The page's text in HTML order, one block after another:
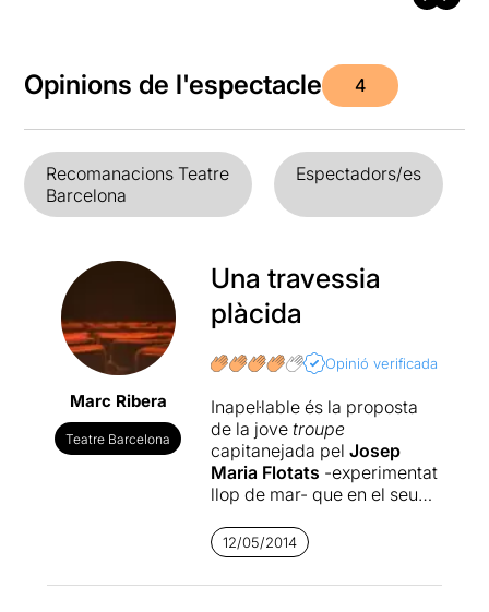
Opinions de l'espectacle 4
Recomanacions Teatre
Barcelona
Espectadors/es
Marc Ribera
Teatre Barcelona
Una travessia
plàcida
Opinió verificada
Inapel·lable és la proposta
de la jove troupe
capitanejada pel Josep
Maria Flotats -experimentat
llop de mar- que en el seu
disseny d’intencions
intel·ligent i ric en matisos
que els grumets a càrrec
12/05/2014